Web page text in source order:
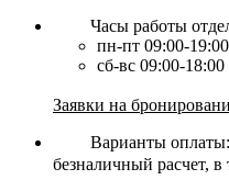
Часы работы
пн-пт 09:00-19:00
сб-вс 09:00-18:00
Заявки на
Варианты
безналичный расчет, в